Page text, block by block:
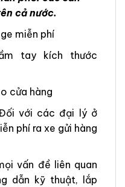
cả nước.
miễn phí
tay kích thước
cửa hàng
với các đại lý ở
phí ra xe gửi hàng
vấn đề liên quan
dẫn kỹ thuật, lắp